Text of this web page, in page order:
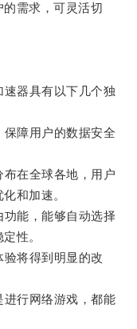
需求，可灵活切
器具有以下几个独
障用户的数据安全
在全球各地，用户
和加速。
能，能够自动选择
性。
将得到明显的改
行网络游戏，都能